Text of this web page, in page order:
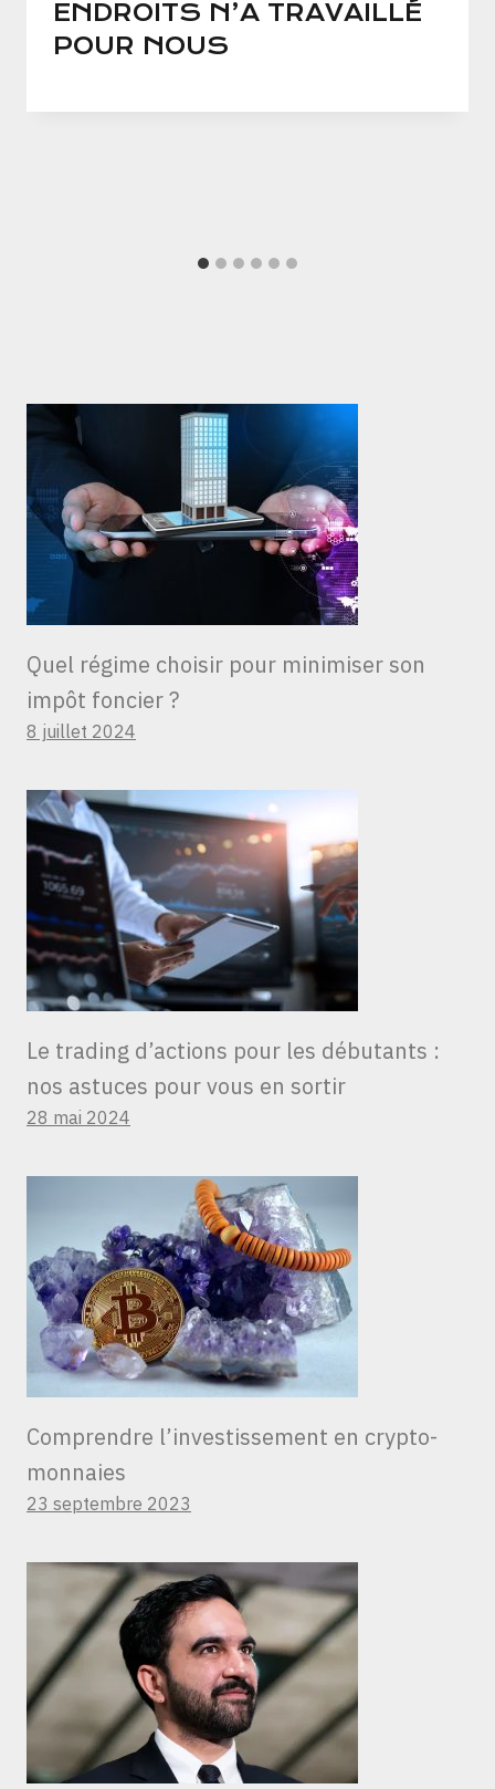
ENDROITS N’A TRAVAILLÉ
POUR NOUS
Quel régime choisir pour minimiser son
impôt foncier ?
8 juillet 2024
Le trading d’actions pour les débutants :
nos astuces pour vous en sortir
28 mai 2024
Comprendre l’investissement en crypto-
monnaies
23 septembre 2023